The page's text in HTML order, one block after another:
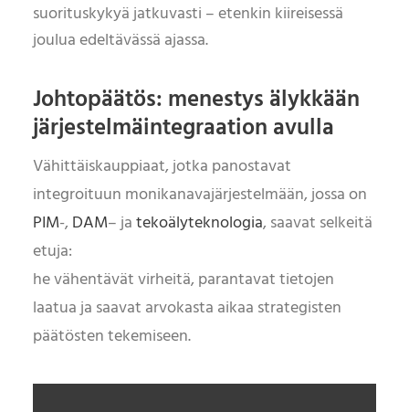
suorituskykyä jatkuvasti – etenkin kiireisessä
joulua edeltävässä ajassa.
Johtopäätös: menestys älykkään
järjestelmäintegraation avulla
Vähittäiskauppiaat, jotka panostavat
integroituun monikanavajärjestelmään, jossa on
PIM-, DAM– jatekoälyteknologia, saavat selkeitä
etuja:
he vähentävät virheitä, parantavat tietojen
laatua ja saavat arvokasta aikaa strategisten
päätösten tekemiseen.